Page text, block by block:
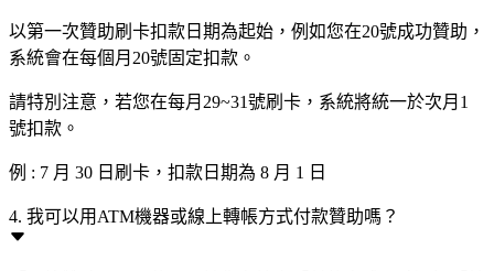
以第一次贊助刷卡扣款日期為起始，例如您在20號成功贊助，
系統會在每個月20號固定扣款。
請特別注意，若您在每月29~31號刷卡，系統將統一於次月1
號扣款。
例 : 7 月 30 日刷卡，扣款日期為 8 月 1 日
4. 我可以用ATM機器或線上轉帳方式付款贊助嗎？